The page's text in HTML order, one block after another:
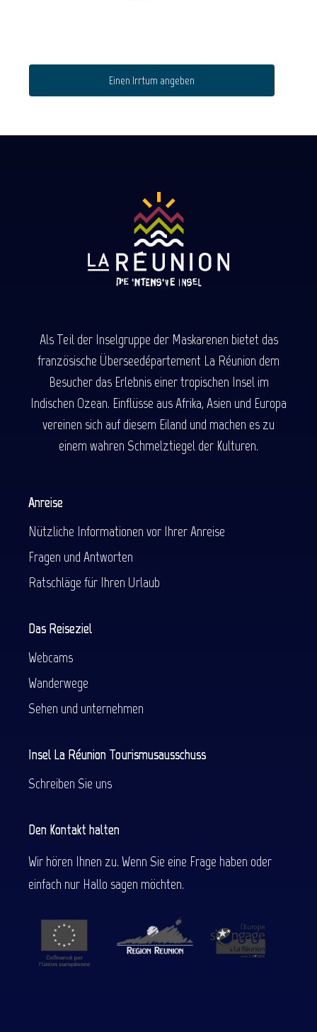
Einen Irrtum angeben
Als Teil der Inselgruppe der Maskarenen bietet das
französische Überseedépartement La Réunion dem
Besucher das Erlebnis einer tropischen Insel im
Indischen Ozean. Einflüsse aus Afrika, Asien und Europa
vereinen sich auf diesem Eiland und machen es zu
einem wahren Schmelztiegel der Kulturen.
Anreise
Nützliche Informationen vor Ihrer Anreise
Fragen und Antworten
Ratschläge für Ihren Urlaub
Das Reiseziel
Webcams
Wanderwege
Sehen und unternehmen
Insel La Réunion Tourismusausschuss
Schreiben Sie uns
Den Kontakt halten
Wir hören Ihnen zu. Wenn Sie eine Frage haben oder
einfach nur Hallo sagen möchten.